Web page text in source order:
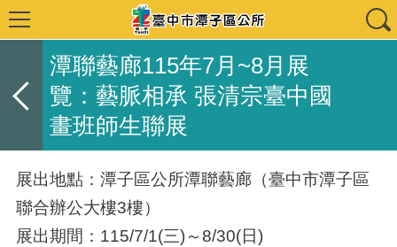
潭聯藝廊115年7月~8月展
覽：藝脈相承 張清宗臺中國
畫班師生聯展
展出地點：潭子區公所潭聯藝廊（臺中市潭子區
聯合辦公大樓3樓）
展出期間：115/7/1(三)～8/30(日)